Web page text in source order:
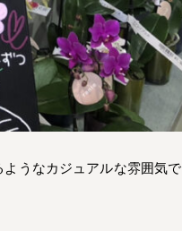
うなカジュアルな雰囲気で